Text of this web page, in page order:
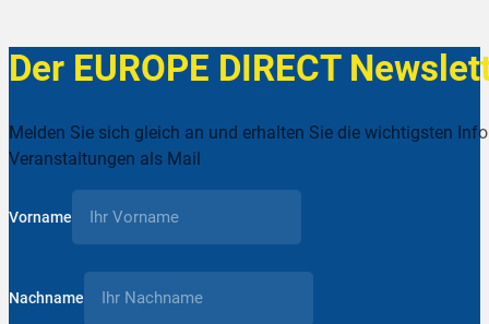
Der EUROPE DIRECT
Melden Sie sich gleich an und erhalten Sie die wichtigsten
Veranstaltungen als Mail
Vorname
Nachname